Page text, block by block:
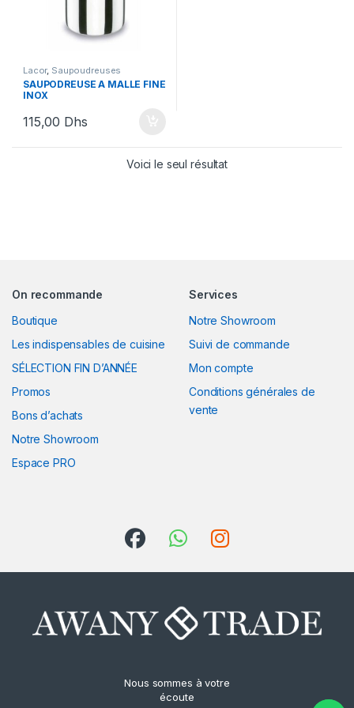
Lacor, Saupoudreuses
SAUPODREUSE A MALLE FINE
INOX
115,00 Dhs
Voici le seul résultat
On recommande
Boutique
Les indispensables de cuisine
SÉLECTION FIN D’ANNÉE
Promos
Bons d’achats
Notre Showroom
Espace PRO
Services
Notre Showroom
Suivi de commande
Mon compte
Conditions générales de
vente
Nous sommes à votre
écoute